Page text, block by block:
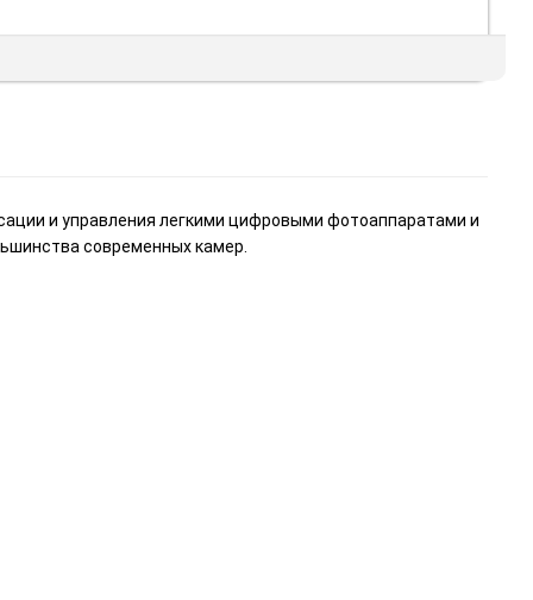
и управления легкими цифровыми фотоаппаратами и
современных камер.